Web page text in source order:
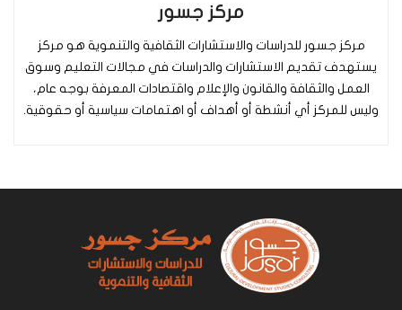
مركز جسور
مركز جسور للدراسات والاستشارات الثقافية والتنموية هو مركز
يستهدف تقديم الاستشارات والدراسات في مجالات التعليم وسوق
العمل والثقافة والقانون والإعلام واقتصادات المعرفة بوجه عام،
وليس للمركز أي أنشطة أو أهداف أو اهتمامات سياسية أو حقوقية.